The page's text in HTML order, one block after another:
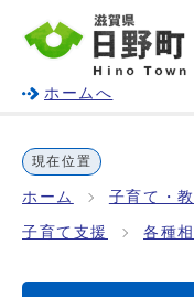
ホームへ
現在位置
ホーム 子育て・
子育て支援 各種